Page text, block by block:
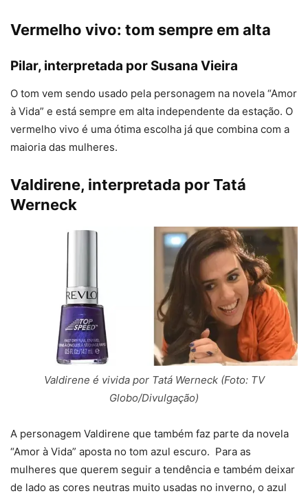
Vermelho vivo: tom sempre em alta
Pilar, interpretada por Susana Vieira
O tom vem sendo usado pela personagem na novela “Amor
à Vida” e está sempre em alta independente da estação. O
vermelho vivo é uma ótima escolha já que combina com a
maioria das mulheres.
Valdirene, interpretada por Tatá
Werneck
Valdirene é vivida por Tatá Werneck (Foto: TV
Globo/Divulgação)
A personagem Valdirene que também faz parte da novela
“Amor à Vida” aposta no tom azul escuro. Para as
mulheres que querem seguir a tendência e também deixar
de lado as cores neutras muito usadas no inverno, o azul